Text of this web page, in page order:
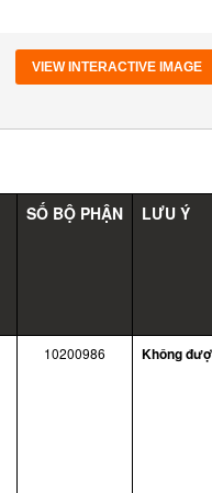
VIEW INTERACTIVE IMAGE
SỐ BỘ PHẬN LƯU Ý
10200986 Không